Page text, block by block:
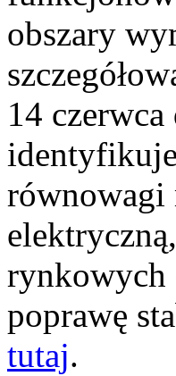
obszary
14
równowagi
rynkowych
poprawę
tutaj.